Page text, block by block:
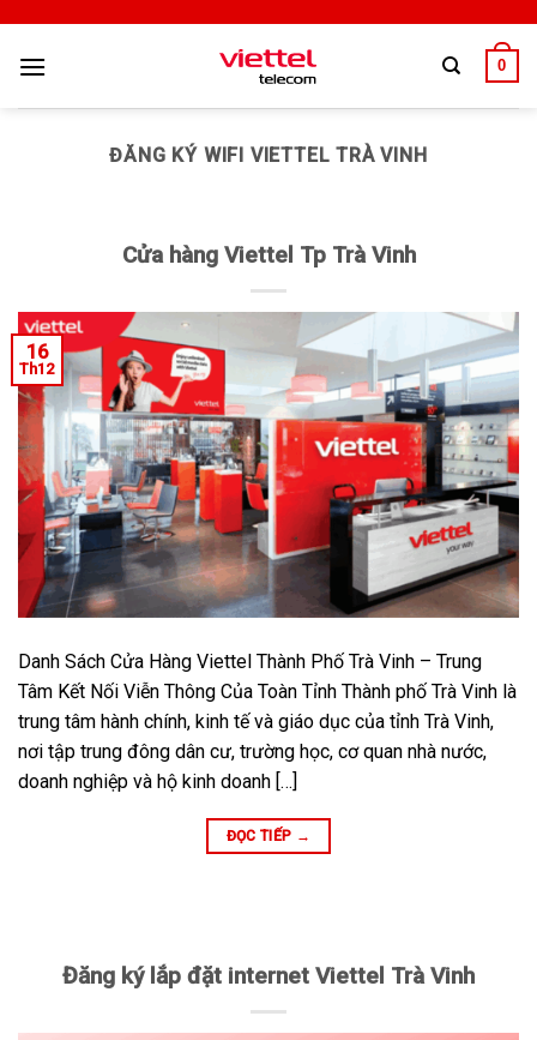
0
ĐĂNG KÝ WIFI VIETTEL TRÀ VINH
Cửa hàng Viettel Tp Trà Vinh
16
Th12
Danh Sách Cửa Hàng Viettel Thành Phố Trà Vinh – Trung
Tâm Kết Nối Viễn Thông Của Toàn Tỉnh Thành phố Trà Vinh là
trung tâm hành chính, kinh tế và giáo dục của tỉnh Trà Vinh,
nơi tập trung đông dân cư, trường học, cơ quan nhà nước,
doanh nghiệp và hộ kinh doanh […]
ĐỌC TIẾP →
Đăng ký lắp đặt internet Viettel Trà Vinh